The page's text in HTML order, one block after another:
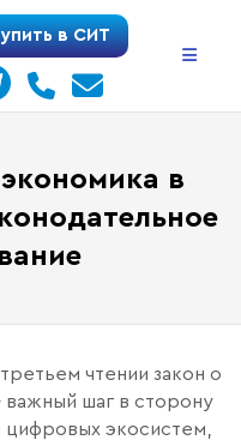
в СИТ
в
чтении закон о
шаг в сторону
цифровых экосистем,